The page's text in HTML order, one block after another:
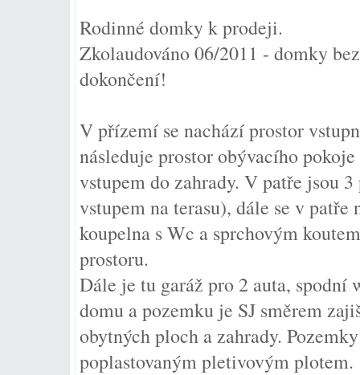
Rodinné domky k prodeji.
Zkolaudováno 06/2011 - domky
dokončení!
V přízemí se nachází prostor
následuje prostor obývacího
vstupem do zahrady. V patře jsou
vstupem na terasu), dále se v
koupelna s Wc a sprchovým
prostoru.
Dále je tu garáž pro 2 auta, spodní
domu a pozemku je SJ směrem
obytných ploch a zahrady.
poplastovaným pletivovým plotem.